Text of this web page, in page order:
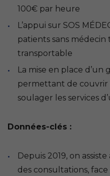
100€ par heure
L’appui sur SOS
patients sans
transportable
La mise en place d’un
permettant de couvrir
soulager les services
Données-clés :
Depuis 2019, on
des consultations,